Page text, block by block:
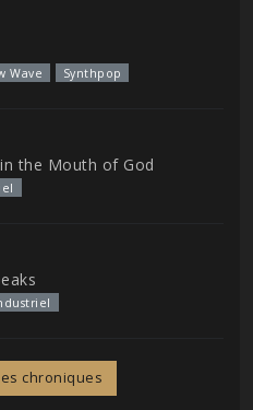
Wave Synthpop
the Mouth of God
chroniques